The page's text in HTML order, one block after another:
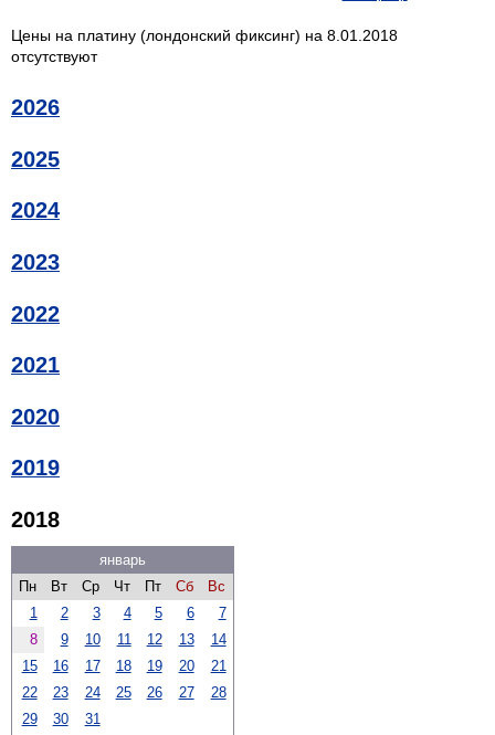
Цены на платину (лондонский фиксинг) на 8.01.2018
отсутствуют
2026
2025
2024
2023
2022
2021
2020
2019
2018
январь
Пн
Вт Ср Чт Пт Сб
Вс
1
2 3 4 5 6
7
8
9 10 11 12 13
14
15
16 17 18 19 20
21
22
23 24 25 26 27
28
29
30 31